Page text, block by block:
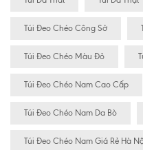
Túi Đeo Chéo Công Sở
Túi Đeo Chéo Màu Đỏ
Túi Đeo Chéo Nam Cao Cấp
Túi Đeo Chéo Nam Da Bò
Túi Đeo Chéo Nam Giá Rẻ Hà